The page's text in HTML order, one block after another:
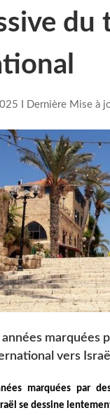
du
I Dernière Mise à
marquées
vers
marquées par
se dessine